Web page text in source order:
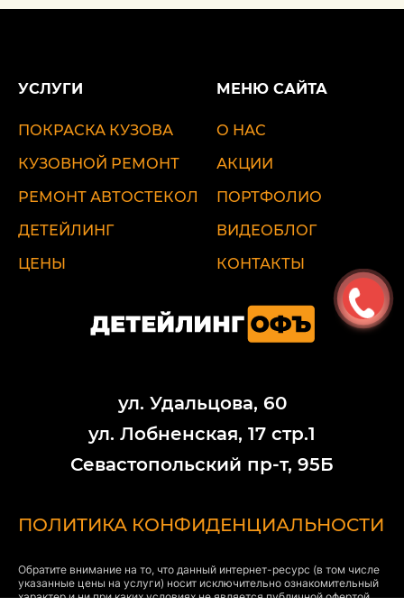
УСЛУГИ
ПОКРАСКА КУЗОВА
КУЗОВНОЙ РЕМОНТ
РЕМОНТ АВТОСТЕКОЛ
ДЕТЕЙЛИНГ
ЦЕНЫ
МЕНЮ САЙТА
О НАС
АКЦИИ
ПОРТФОЛИО
ВИДЕОБЛОГ
КОНТАКТЫ
ул. Удальцова, 60
ул. Лобненская, 17 стр.1
Севастопольский пр-т, 95Б
ПОЛИТИКА КОНФИДЕНЦИАЛЬНОСТИ
Обратите внимание на то, что данный интернет-ресурс (в том числе
указанные цены на услуги) носит исключительно ознакомительный
характер и ни при каких условиях не является публичной офертой,